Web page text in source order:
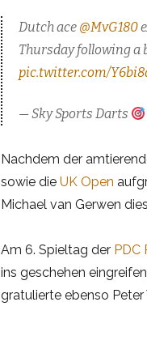
Dutch ace @MvG180
Thursday following a
pic.twitter.com/
— Sky Sports Darts
Nachdem der
sowie die UK Open
Michael van Gerwen
Am 6. Spieltag der PDC
ins geschehen
gratulierte ebenso